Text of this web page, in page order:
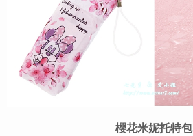
櫻花米妮托特包